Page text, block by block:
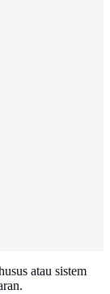
atau sistem